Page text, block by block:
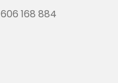
606 168 884